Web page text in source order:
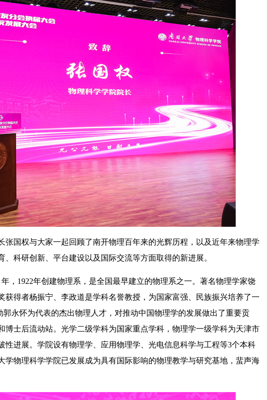
国权与大家一起回顾了南开物理百年来的光辉历程，以及近年来物理学
科研创新、平台建设以及国际交流等方面取得的新进展。
1922年创建物理系，是全国最早建立的物理系之一。著名物理学家饶
得者杨振宁、李政道是学科名誉教授，为国家富强、民族振兴培养了一
郭永怀为代表的杰出物理人才，对推动中国物理学的发展做出了重要贡
博士后流动站。光学二级学科为国家重点学科，物理学一级学科为天津市
进展。学院设有物理学、应用物理学、光电信息科学与工程等3个本科
学物理科学学院已发展成为具有国际影响的物理教学与研究基地，蜚声海